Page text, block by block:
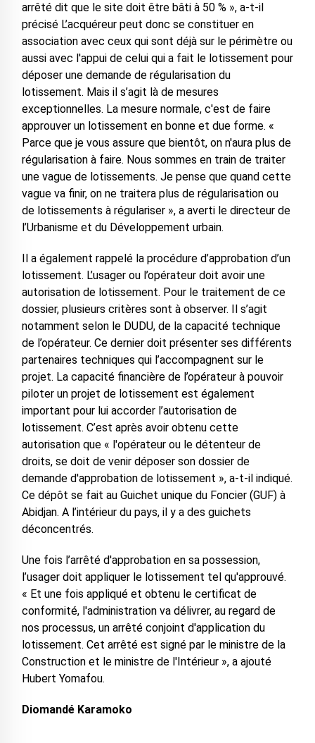
arrêté dit que le site doit être bâti à 50 % », a-t-il
précisé L’acquéreur peut donc se constituer en
association avec ceux qui sont déjà sur le périmètre ou
aussi avec l'appui de celui qui a fait le lotissement pour
déposer une demande de régularisation du
lotissement. Mais il s’agit là de mesures
exceptionnelles. La mesure normale, c'est de faire
approuver un lotissement en bonne et due forme. «
Parce que je vous assure que bientôt, on n'aura plus de
régularisation à faire. Nous sommes en train de traiter
une vague de lotissements. Je pense que quand cette
vague va finir, on ne traitera plus de régularisation ou
de lotissements à régulariser », a averti le directeur de
l’Urbanisme et du Développement urbain.
Il a également rappelé la procédure d’approbation d’un
lotissement. L’usager ou l’opérateur doit avoir une
autorisation de lotissement. Pour le traitement de ce
dossier, plusieurs critères sont à observer. Il s’agit
notamment selon le DUDU, de la capacité technique
de l’opérateur. Ce dernier doit présenter ses différents
partenaires techniques qui l’accompagnent sur le
projet. La capacité financière de l’opérateur à pouvoir
piloter un projet de lotissement est également
important pour lui accorder l’autorisation de
lotissement. C’est après avoir obtenu cette
autorisation que « l'opérateur ou le détenteur de
droits, se doit de venir déposer son dossier de
demande d'approbation de lotissement », a-t-il indiqué.
Ce dépôt se fait au Guichet unique du Foncier (GUF) à
Abidjan. A l’intérieur du pays, il y a des guichets
déconcentrés.
Une fois l’arrêté d'approbation en sa possession,
l’usager doit appliquer le lotissement tel qu'approuvé.
« Et une fois appliqué et obtenu le certificat de
conformité, l'administration va délivrer, au regard de
nos processus, un arrêté conjoint d'application du
lotissement. Cet arrêté est signé par le ministre de la
Construction et le ministre de l'Intérieur », a ajouté
Hubert Yomafou.
Diomandé Karamoko